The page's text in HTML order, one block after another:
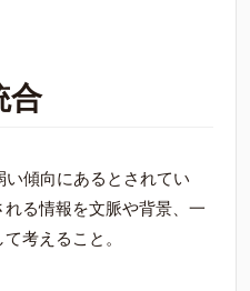
合
傾向にあるとされてい
る情報を文脈や背景、一
考えること。